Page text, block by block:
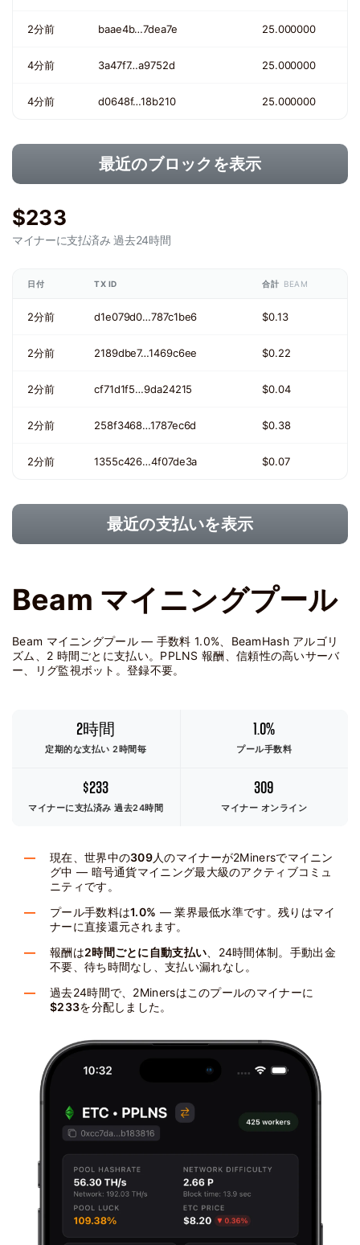
2分前 baae4b…7dea7e 25.000000
4分前 3a47f7…a9752d 25.000000
4分前 d0648f…18b210 25.000000
最近のブロックを表示
$233
マイナーに支払済み過去24時間
日付 TX ID 合計 BEAM
2分前 d1e079d0…787c1be6 $0.13
2分前 2189dbe7…1469c6ee $0.22
2分前 cf71d1f5…9da24215 $0.04
2分前 258f3468…1787ec6d $0.38
2分前 1355c426…4f07de3a $0.07
最近の支払いを表示
Beam マイニングプール
Beam マイニングプール — 手数料 1.0%、BeamHash アルゴリ
ズム、2 時間ごとに支払い。PPLNS 報酬、信頼性の高いサーバ
ー、リグ監視ボット。登録不要。
2時間
定期的な支払い 2時間毎
1.0%
プール手数料
$233
マイナーに支払済み過去24時間
309
マイナー オンライン
現在、世界中の309人のマイナーが2Minersでマイニン
グ中 — 暗号通貨マイニング最大級のアクティブコミュ
ニティです。
プール手数料は1.0% — 業界最低水準です。残りはマイ
ナーに直接還元されます。
報酬は2時間ごとに自動支払い 、24時間体制。手動出金
不要、待ち時間なし、支払い漏れなし。
過去24時間で、2Minersはこのプールのマイナーに
$233を分配しました。